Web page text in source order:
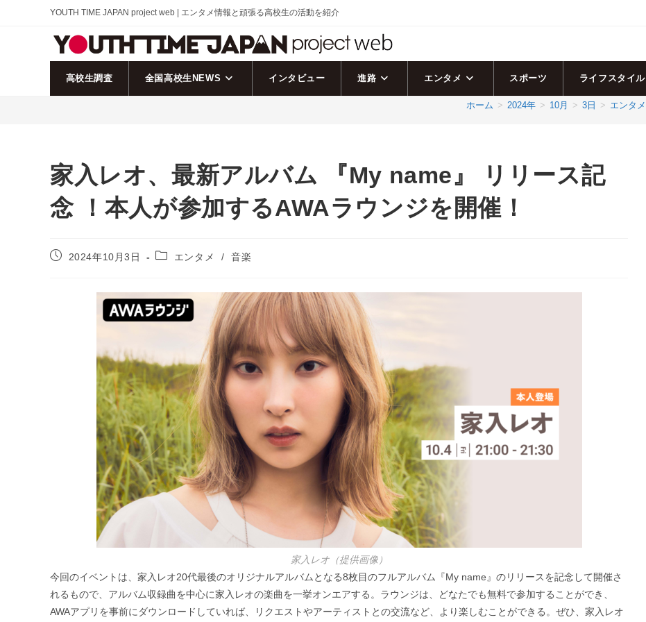
YOUTH TIME JAPAN project web | エンタメ情報と頑張る高校生の活動を紹介
高校生調査 全国高校生NEWS インタビュー 進路 エンタメ スポーツ ライフスタイル
ホーム > 2024年 > 10月 > 3日 > エンタメ
家入レオ、最新アルバム 『My name』 リリース記
念 ！本人が参加するAWAラウンジを開催！
投
2024年10月3日
投
テ
ゴ
リ
エンタメ / 音楽
家入レオ（提供画像）
今回のイベントは、家入レオ20代最後のオリジナルアルバムとなる8枚目のフルアルバム『My name』のリリースを記念して開催さ
れるもので、アルバム収録曲を中心に家入レオの楽曲を一挙オンエアする。ラウンジは、どなたでも無料で参加することができ、
AWAアプリを事前にダウンロードしていれば、リクエストやアーティストとの交流など、より楽しむことができる。ぜひ、家入レオ